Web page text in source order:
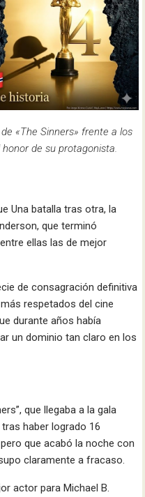
«The Sinners» frente a los
de su protagonista.
Una batalla tras otra, la
que terminó
ellas las de mejor
de consagración definitiva
respetados del cine
durante años había
un dominio tan claro en los
que llegaba a la gala
haber logrado 16
que acabó la noche con
claramente a fracaso.
actor para Michael B.